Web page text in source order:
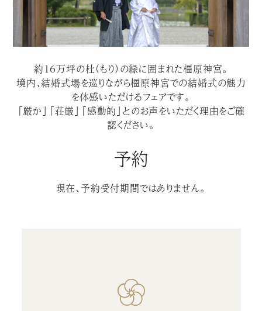
約１６万坪の杜（もり）の緑に囲まれた橿原神宮。
境内、結婚式場を巡りながら橿原神宮での結婚式の魅力
を体感いただけるフェアです。
「厳か」「荘厳」「感動的」とのお声をいただく理由をご確
認ください。
予約
現在、予約受付期間ではありません。